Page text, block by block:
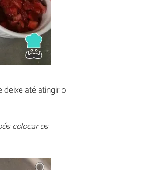
deixe até atingir o
colocar os